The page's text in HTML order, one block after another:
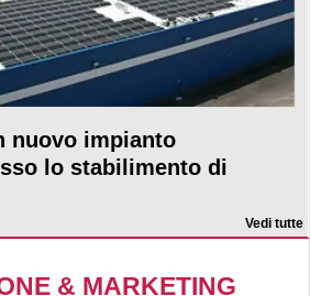
nuovo impianto
lo stabilimento di
Vedi tutte
& MARKETING